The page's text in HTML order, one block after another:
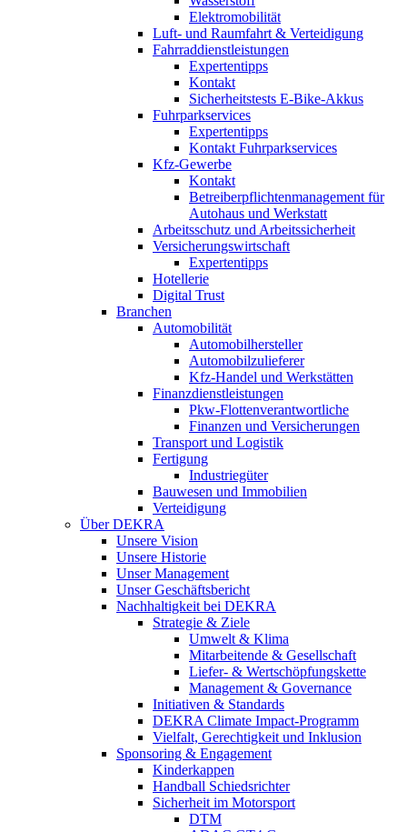
Elektromobilität
Luft- und Raumfahrt & Verteidigung
Fahrraddienstleistungen
Expertentipps
Kontakt
Sicherheitstests E-Bike-Akkus
Fuhrparkservices
Expertentipps
Kontakt Fuhrparkservices
Kfz-Gewerbe
Kontakt
Betreiberpflichtenmanagement für
Autohaus und Werkstatt
Arbeitsschutz und Arbeitssicherheit
Versicherungswirtschaft
Expertentipps
Hotellerie
Digital Trust
Branchen
Automobilität
Automobilhersteller
Automobilzulieferer
Kfz-Handel und Werkstätten
Finanzdienstleistungen
Pkw‑Flottenverantwortliche
Finanzen und Versicherungen
Transport und Logistik
Fertigung
Industriegüter
Bauwesen und Immobilien
Verteidigung
Über DEKRA
Unsere Vision
Unsere Historie
Unser Management
Unser Geschäftsbericht
Nachhaltigkeit bei DEKRA
Strategie & Ziele
Umwelt & Klima
Mitarbeitende & Gesellschaft
Liefer- & Wertschöpfungskette
Management & Governance
Initiativen & Standards
DEKRA Climate Impact-Programm
Vielfalt, Gerechtigkeit und Inklusion​
Sponsoring & Engagement
Kinderkappen
Handball Schiedsrichter
Sicherheit im Motorsport
DTM